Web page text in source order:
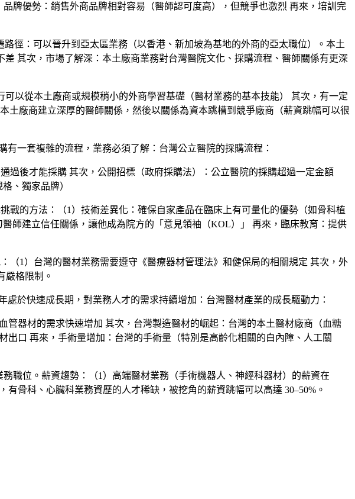
品牌優勢 ：銷售外商品牌相對容易（醫師認可度高），但競爭也激烈 再來， 培訓完
路徑 ：可以晉升到亞太區業務（以香港、新加坡為基地的外商的亞太職位）。本土
差 其次， 市場了解深 ：本土廠商業務對台灣醫院文化、採購流程、醫師關係有更深
以從本土廠商或規模稍小的外商學習基礎（醫材業務的基本技能） 其次，有一定
土廠商建立深厚的醫師關係，然後以關係為資本跳槽到競爭廠商（薪資跳幅可以很
有一套複雜的流程，業務必須了解：台灣公立醫院的採購流程：
過後才能採購 其次， 公開招標（政府採購法）
：公立醫院的採購超過一定金額
、獨家品牌）
戰的方法：（1） 技術差異化 ：確保自家產品在臨床上有可量化的優勢（如骨科植
師建立信任關係，讓他成為院方的「意見領袖（KOL）」 再來， 臨床教育 ：提供
（1）台灣的醫材業務需要遵守《醫療器材管理法》和健保局的相關規定 其次，外
嚴格限制。
處於快速成長期，對業務人才的需求持續增加：台灣醫材產業的成長驅動力：
管器材的需求快速增加 其次， 台灣製造醫材的崛起 ：台灣的本土醫材廠商（血糖
出口 再來， 手術量增加 ：台灣的手術量（特別是高齡化相關的白內障、人工關
職位。薪資趨勢：（1）高端醫材業務（手術機器人、神經科器材）的薪資在
骨科、心臟科業務資歷的人才稀缺，被挖角的薪資跳幅可以高達 30–50%。